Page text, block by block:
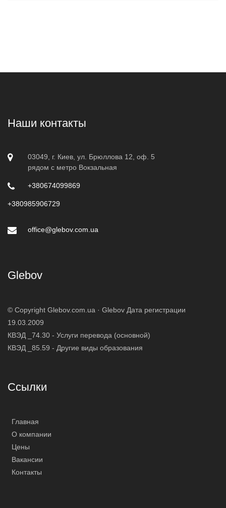
Наши контакты
03049, г. Киев, ул. Брюллова 12, оф. 5
рядом с метро Вокзальная
+380674099869
+380985906729
office@glebov.com.ua
Glebov
© Copyright Glebov.com.ua · Glebov Дата регистрации
19.03.2009
КВЭД _74.30 - Услуги перевода (основной)
КВЭД _85.59 - Другие виды образования
Ссылки
Главная
О компании
Цены
Вакансии
Контакты